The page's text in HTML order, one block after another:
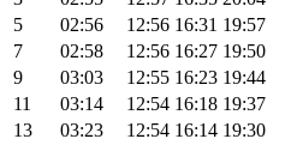
5
02:56 12:56 16:31 19:57
7
02:58 12:56 16:27 19:50
9
03:03 12:55 16:23 19:44
11
03:14 12:54 16:18 19:37
13
03:23 12:54 16:14 19:30